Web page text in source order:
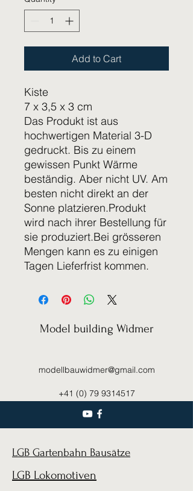
Add to Cart
Kiste
7 x 3,5 x 3 cm
Das Produkt ist aus
hochwertigen Material 3-D
gedruckt. Bis zu einem
gewissen Punkt Wärme
beständig. Aber nicht UV. Am
besten nicht direkt an der
Sonne platzieren.Produkt
wird nach ihrer Bestellung für
sie produziert.Bei grösseren
Mengen kann es zu einigen
Tagen Lieferfrist kommen.
Model building Widmer
modellbauwidmer@gmail.com
+41 (0) 79 9314517
LGB Gartenbahn Bausätze
LGB Lokomotiven